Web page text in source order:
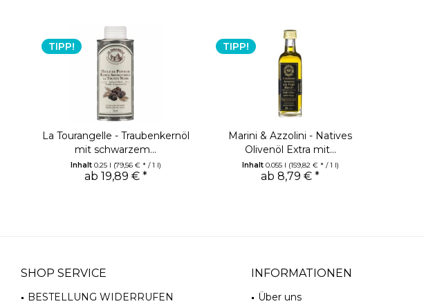
TIPP!
La Tourangelle - Traubenkernöl
mit schwarzem...
Inhalt 0.25 l (79,56 € * / 1 l)
ab 19,89 € *
TIPP!
Marini & Azzolini - Natives
Olivenöl Extra mit...
Inhalt 0.055 l (159,82 € * / 1 l)
ab 8,79 € *
SHOP SERVICE
BESTELLUNG WIDERRUFEN
INFORMATIONEN
Über uns